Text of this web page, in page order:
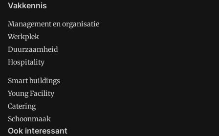
Vakkennis
Management en organisatie
Werkplek
Duurzaamheid
Hospitality
Smart buildings
Young Facility
Catering
Schoonmaak
Ook interessant